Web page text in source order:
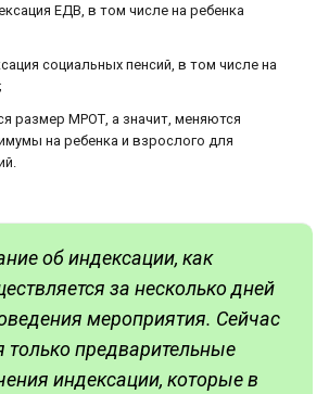
ЕДВ, в том числе на ребенка
социальных пенсий, в том числе на
размер МРОТ, а значит, меняются
на ребенка и взрослого для
об индексации, как
за несколько дней
мероприятия. Сейчас
только предварительные
индексации, которые в